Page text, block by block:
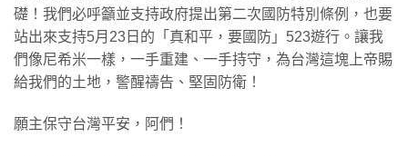
礎！我們必呼籲並支持政府提出第二次國防特別條例，也要
站出來支持5月23日的「真和平，要國防」523遊行。讓我
們像尼希米一樣，一手重建、一手持守，為台灣這塊上帝賜
給我們的土地，警醒禱告、堅固防衛！
願主保守台灣平安，阿們！